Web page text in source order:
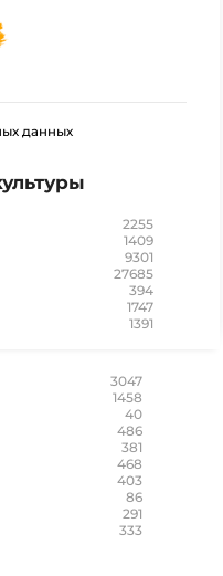
данных
2255
1409
9301
27685
394
1747
1391
3047
1458
40
486
381
468
403
86
291
333